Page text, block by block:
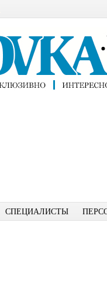
СПЕЦИАЛИСТЫ